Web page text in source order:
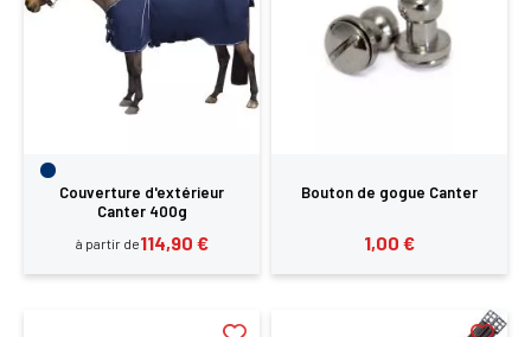
Couverture d'extérieur
Canter 400g
à partir de114,90 €
Bouton de gogue Canter
1,00 €